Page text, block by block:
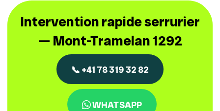
Intervention rapide serrurier
— Mont-Tramelan 1292
📞 +41 78 319 32 82
WHATSAPP